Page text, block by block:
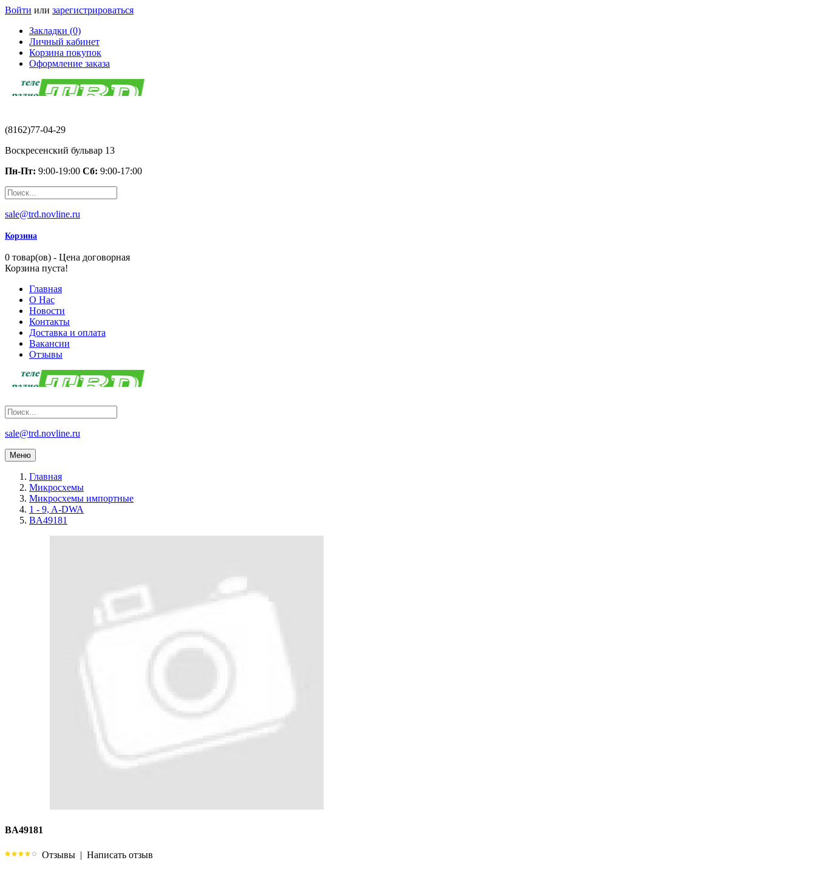
Войти или зарегистрироваться
Закладки (0)
Личный кабинет
Корзина покупок
Оформление заказа
(8162)77-04-29
Воскресенский бульвар 13
Пн-Пт: 9:00-19:00 Сб: 9:00-17:00
sale@trd.novline.ru
Корзина
0 товар(ов) - Цена договорная
Корзина пуста!
Главная
О Нас
Новости
Контакты
Доставка и оплата
Вакансии
Отзывы
sale@trd.novline.ru
Меню
Главная
Микросхемы
Микросхемы импортные
1 - 9, A-DWA
BA49181
BA49181
Отзывы | Написать отзыв